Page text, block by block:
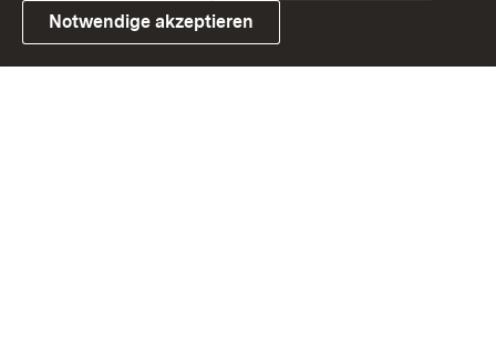
Link zum Landesportal
Notwendige akzeptieren